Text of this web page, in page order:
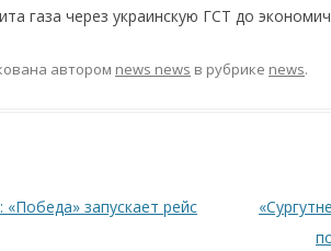
газа через украинскую ГСТ до
автором news news в рубрике news.
записям
«Победа» запускает рейс